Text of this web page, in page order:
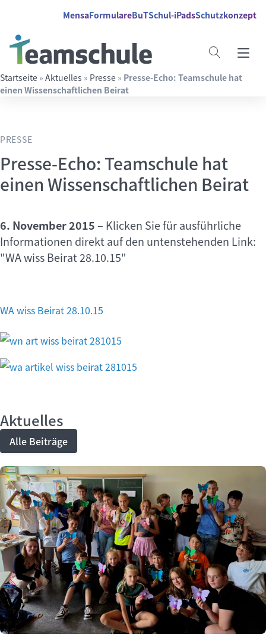
MensaFormulareBuTSchul-iPadsSchutzkonzept
Startseite » Aktuelles » Presse » Presse-Echo: Teamschule hat
einen Wissenschaftlichen Beirat
Presse-Echo: Teamschule hat
einen Wissenschaftlichen Beirat
PRESSE
6. November 2015– Klicken Sie für ausführliche
Informationen direkt auf den untenstehenden Link:
"WA wiss Beirat 28.10.15"
WA wiss Beirat 28.10.15
Aktuelles
Alle Beiträge